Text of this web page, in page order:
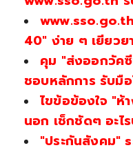
40" ง่าย ๆ เยียวย
คุม "ส่งออกวัค
ชอบหลักการ รับมื
ไขข้อข้องใจ "ห้
นอก เช็กชัดๆ อะไ
"ประกันสังคม"